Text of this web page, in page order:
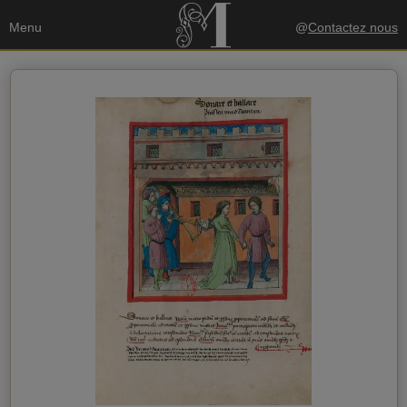
Menu @Contactez nous
Vos données
Envoyer une copie à mon email
J'accepte la
politique de confidentialité
Données du destinataire